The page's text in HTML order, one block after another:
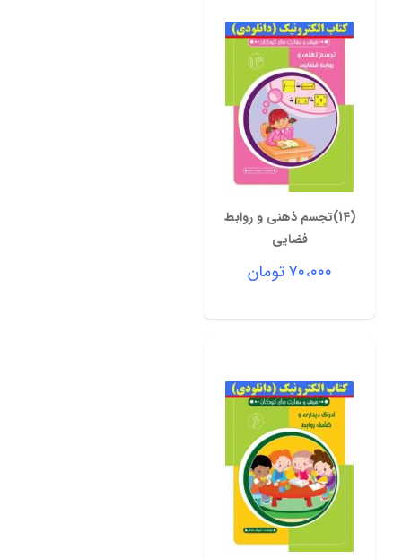
(14)تجسم ذهنی و روابط
فضایی
۷۰،۰۰۰تومان